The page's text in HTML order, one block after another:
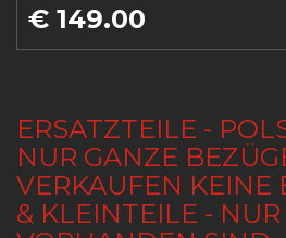
€ 149.00
ERSATZTEILE -
NUR GANZE
VERKAUFEN KEINE
& KLEINTEILE -